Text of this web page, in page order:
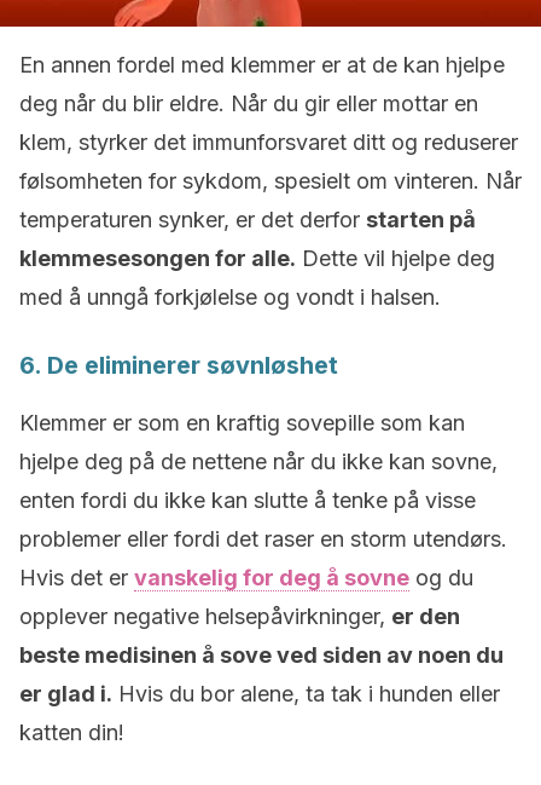
En annen fordel med klemmer er at de kan hjelpe
deg når du blir eldre. Når du gir eller mottar en
klem, styrker det immunforsvaret ditt og reduserer
følsomheten for sykdom, spesielt om vinteren. Når
temperaturen synker, er det derfor starten på
klemmesesongen for alle. Dette vil hjelpe deg
med å unngå forkjølelse og vondt i halsen.
6. De eliminerer søvnløshet
Klemmer er som en kraftig sovepille som kan
hjelpe deg på de nettene når du ikke kan sovne,
enten fordi du ikke kan slutte å tenke på visse
problemer eller fordi det raser en storm utendørs.
Hvis det er vanskelig for deg å sovne og du
opplever negative helsepåvirkninger, er den
beste medisinen å sove ved siden av noen du
er glad i. Hvis du bor alene, ta tak i hunden eller
katten din!